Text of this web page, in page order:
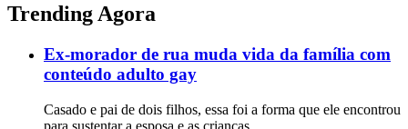
Trending Agora
Ex-morador de rua muda vida da família com
conteúdo adulto gay
Casado e pai de dois filhos, essa foi a forma que ele encontrou
para sustentar a esposa e as crianças